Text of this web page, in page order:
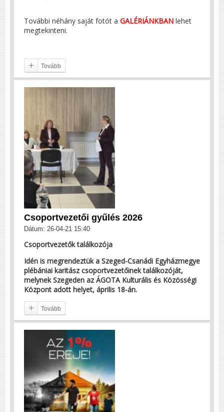
További néhány saját fotót a GALÉRIÁNKBAN lehet
megtekinteni.
Tovább
Csoportvezetői gyűlés 2026
Dátum: 26-04-21 15:40
Csoportvezetők találkozója
Idén is megrendeztük a Szeged-Csanádi Egyházmegye
plébániai karitász csoportvezetőinek találkozóját,
melynek Szegeden az ÁGOTA Kulturális és Közösségi
Központ adott helyet, április 18-án.
Tovább